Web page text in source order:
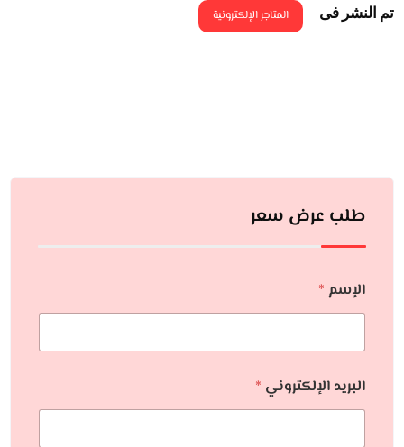
تم النشر فى المتاجر الإلكترونية
طلب عرض سعر
الإسم *
البريد الإلكتروني *